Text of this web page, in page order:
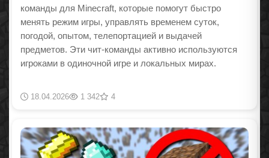
команды для Minecraft, которые помогут быстро
менять режим игры, управлять временем суток,
погодой, опытом, телепортацией и выдачей
предметов. Эти чит-команды активно используются
игроками в одиночной игре и локальных мирах.
18.04.2026 1 342 4